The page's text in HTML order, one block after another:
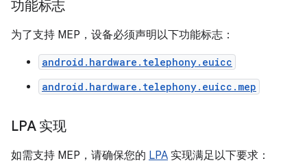
功能标志
为了支持 MEP，设备必须声明以下功能标志：
android.hardware.telephony.euicc
android.hardware.telephony.euicc.mep
LPA 实现
如需支持 MEP，请确保您的 LPA 实现满足以下要求：